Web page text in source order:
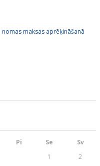
maksas aprēķināšanā
Pi Se
Sv
1
2